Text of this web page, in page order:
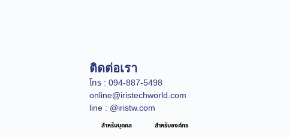
ติดต่อเรา
โทร : 094-887-5498
online@iristechworld.com
line : @iristw.com
สำหรับบุคคล สำหรับองค์กร